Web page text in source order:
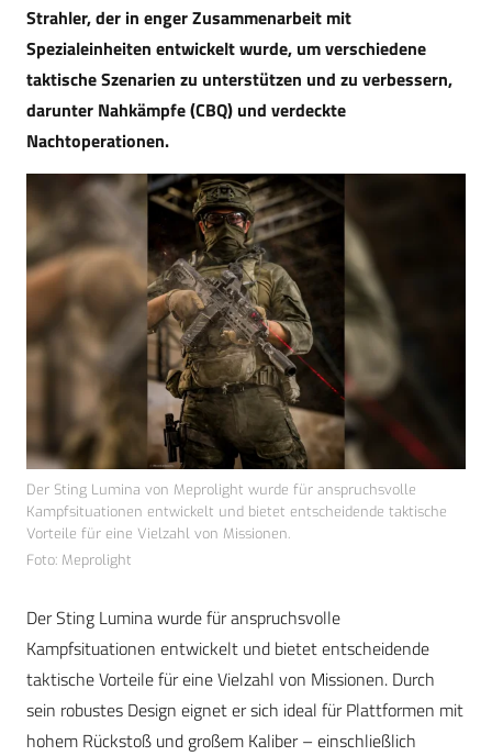
Strahler, der in enger Zusammenarbeit mit
Spezialeinheiten entwickelt wurde, um verschiedene
taktische Szenarien zu unterstützen und zu verbessern,
darunter Nahkämpfe (CBQ) und verdeckte
Nachtoperationen.
Der Sting Lumina von Meprolight wurde für anspruchsvolle
Kampfsituationen entwickelt und bietet entscheidende taktische
Vorteile für eine Vielzahl von Missionen.
Foto: Meprolight
Der Sting Lumina wurde für anspruchsvolle
Kampfsituationen entwickelt und bietet entscheidende
taktische Vorteile für eine Vielzahl von Missionen. Durch
sein robustes Design eignet er sich ideal für Plattformen mit
hohem Rückstoß und großem Kaliber – einschließlich